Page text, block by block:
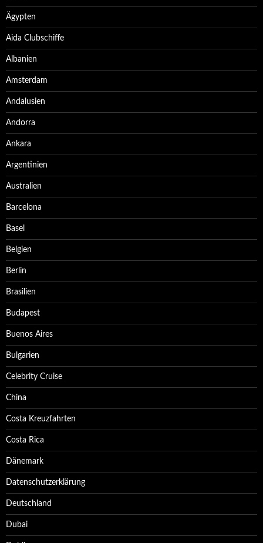
Ägypten
Aida Clubschiffe
Albanien
Amsterdam
Andalusien
Andorra
Ankara
Argentinien
Australien
Barcelona
Basel
Belgien
Berlin
Brasilien
Budapest
Buenos Aires
Bulgarien
Celebrity Cruise
China
Costa Kreuzfahrten
Costa Rica
Dänemark
Datenschutzerklärung
Deutschland
Dubai